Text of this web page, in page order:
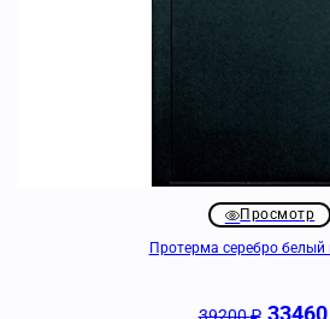
Просмотр
Протерма серебро